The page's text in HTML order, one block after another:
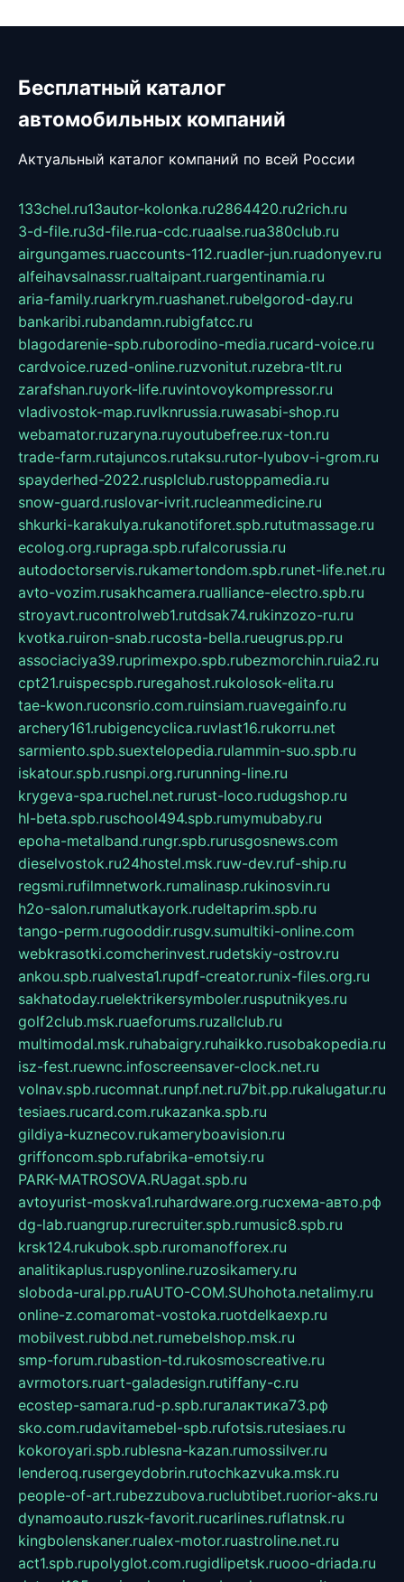
Бесплатный каталог
автомобильных компаний
Актуальный каталог компаний по всей России
133chel.ru13autor-kolonka.ru2864420.ru2rich.ru
3-d-file.ru3d-file.rua-cdc.ruaalse.rua380club.ru
airgungames.ruaccounts-112.ruadler-jun.ruadonyev.ru
alfeihavsalnassr.rualtaipant.ruargentinamia.ru
aria-family.ruarkrym.ruashanet.rubelgorod-day.ru
bankaribi.rubandamn.rubigfatcc.ru
blagodarenie-spb.ruborodino-media.rucard-voice.ru
cardvoice.ruzed-online.ruzvonitut.ruzebra-tlt.ru
zarafshan.ruyork-life.ruvintovoykompressor.ru
vladivostok-map.ruvlknrussia.ruwasabi-shop.ru
webamator.ruzaryna.ruyoutubefree.rux-ton.ru
trade-farm.rutajuncos.rutaksu.rutor-lyubov-i-grom.ru
spayderhed-2022.rusplclub.rustoppamedia.ru
snow-guard.ruslovar-ivrit.rucleanmedicine.ru
shkurki-karakulya.rukanotiforet.spb.rututmassage.ru
ecolog.org.rupraga.spb.rufalcorussia.ru
autodoctorservis.rukamertondom.spb.runet-life.net.ru
avto-vozim.rusakhcamera.rualliance-electro.spb.ru
stroyavt.rucontrolweb1.rutdsak74.rukinzozo-ru.ru
kvotka.ruiron-snab.rucosta-bella.rueugrus.pp.ru
associaciya39.ruprimexpo.spb.rubezmorchin.ruia2.ru
cpt21.ruispecspb.ruregahost.rukolosok-elita.ru
tae-kwon.ruconsrio.com.ruinsiam.ruavegainfo.ru
archery161.rubigencyclica.ruvlast16.rukorru.net
sarmiento.spb.suextelopedia.rulammin-suo.spb.ru
iskatour.spb.rusnpi.org.rurunning-line.ru
krygeva-spa.ruchel.net.rurust-loco.rudugshop.ru
hl-beta.spb.ruschool494.spb.rumymubaby.ru
epoha-metalband.rungr.spb.rurusgosnews.com
dieselvostok.ru24hostel.msk.ruw-dev.ruf-ship.ru
regsmi.rufilmnetwork.rumalinasp.rukinosvin.ru
h2o-salon.rumalutkayork.rudeltaprim.spb.ru
tango-perm.rugooddir.rusgv.sumultiki-online.com
webkrasotki.comcherinvest.rudetskiy-ostrov.ru
ankou.spb.rualvesta1.rupdf-creator.runix-files.org.ru
sakhatoday.ruelektrikersymboler.rusputnikyes.ru
golf2club.msk.ruaeforums.ruzallclub.ru
multimodal.msk.ruhabaigry.ruhaikko.rusobakopedia.ru
isz-fest.ruewnc.infoscreensaver-clock.net.ru
volnav.spb.rucomnat.runpf.net.ru7bit.pp.rukalugatur.ru
tesiaes.rucard.com.rukazanka.spb.ru
gildiya-kuznecov.rukameryboavision.ru
griffoncom.spb.rufabrika-emotsiy.ru
PARK-MATROSOVA.RUagat.spb.ru
avtoyurist-moskva1.ruhardware.org.ruсхема-авто.рф
dg-lab.ruangrup.rurecruiter.spb.rumusic8.spb.ru
krsk124.rukubok.spb.ruromanofforex.ru
analitikaplus.ruspyonline.ruzosikamery.ru
sloboda-ural.pp.ruAUTO-COM.SUhohota.netalimy.ru
online-z.comaromat-vostoka.ruotdelkaexp.ru
mobilvest.rubbd.net.rumebelshop.msk.ru
smp-forum.rubastion-td.rukosmoscreative.ru
avrmotors.ruart-galadesign.rutiffany-c.ru
ecostep-samara.rud-p.spb.ruгалактика73.рф
sko.com.rudavitamebel-spb.rufotsis.rutesiaes.ru
kokoroyari.spb.rublesna-kazan.rumossilver.ru
lenderoq.rusergeydobrin.rutochkazvuka.msk.ru
people-of-art.rubezzubova.ruclubtibet.ruorior-aks.ru
dynamoauto.ruszk-favorit.rucarlines.ruflatnsk.ru
kingbolenskaner.rualex-motor.ruastroline.net.ru
act1.spb.rupolyglot.com.rugidlipetsk.ruooo-driada.ru